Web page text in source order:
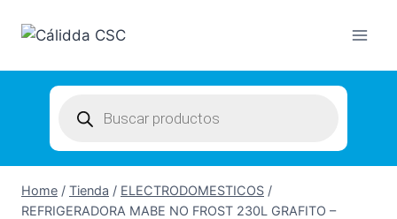
search
Home / Tienda / ELECTRODOMESTICOS /
REFRIGERADORA MABE NO FROST 230L GRAFITO –